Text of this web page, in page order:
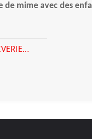
de mime avec des